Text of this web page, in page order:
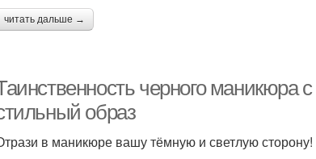
читать дальше →
черного маникюра
образ
в маникюре вашу тёмную и светлую сторону!